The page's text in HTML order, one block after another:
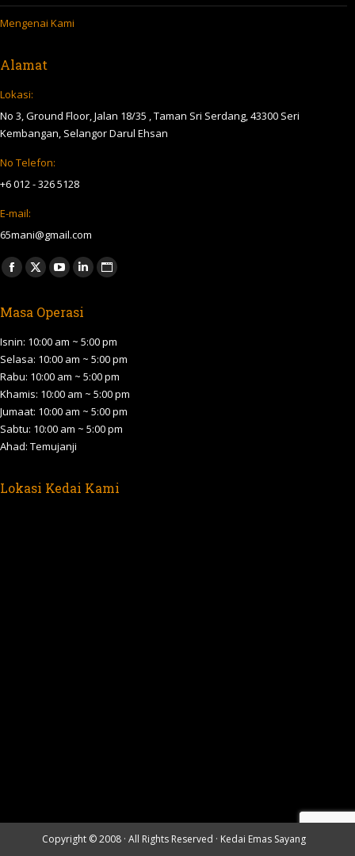
Mengenai Kami
Alamat
Lokasi:
No 3, Ground Floor, Jalan 18/35 , Taman Sri Serdang, 43300 Seri
Kembangan, Selangor Darul Ehsan
No Telefon:
+6 012 - 326 5128
E-mail:
65mani@gmail.com
Find us on:
Facebook
opens
in
new
window
X
opens
in
new
window
YouTube
opens
in
new
window
Linkedin
opens
in
new
window
Website
in
new
window
Masa Operasi
Isnin: 10:00 am ~ 5:00 pm
Selasa: 10:00 am ~ 5:00 pm
Rabu: 10:00 am ~ 5:00 pm
Khamis: 10:00 am ~ 5:00 pm
Jumaat: 10:00 am ~ 5:00 pm
Sabtu: 10:00 am ~ 5:00 pm
Ahad: Temujanji
Lokasi Kedai Kami
Copyright © 2008 · All Rights Reserved · Kedai Emas Sayang